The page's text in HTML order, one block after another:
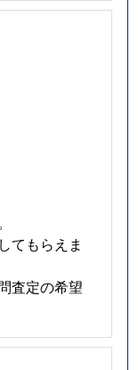
てもらえま
査定の希望